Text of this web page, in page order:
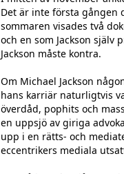
Det är inte första gången
sommaren visades två
och en som Jackson själv
Jackson måste kontra.
Om Michael Jackson
hans karriär naturligtvis
överdåd, pophits och
en uppsjö av giriga
upp i en rätts- och
eccentrikers mediala